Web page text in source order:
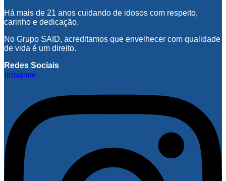
Há mais de 21 anos cuidando de idosos com respeito,
carinho e dedicação.
No Grupo SAID, acreditamos que envelhecer com qualidade
de vida é um direito.
Redes Sociais
Instagram